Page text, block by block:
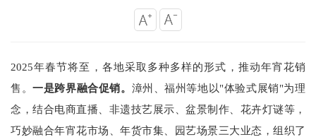
2025年春节将至，各地采取多种多样的形式，推动年宵花销
售 。一是跨界融合促销。 漳州、福州等地以"体验式展销"为理
念，结合电商直播、非遗技艺展示、盆景制作、花卉灯谜等，
巧妙融合年宵花市场、年货市集、园艺场景三大业态，组织了